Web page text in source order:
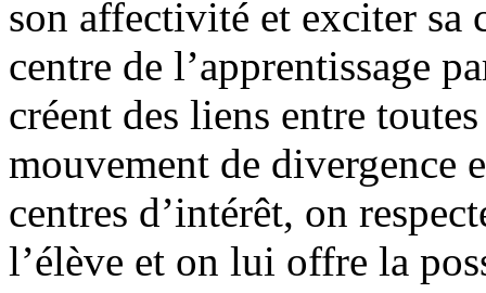
son affectivité et exciter sa
centre de l’apprentissage
créent des liens entre
mouvement de divergence
centres d’intérêt, on
l’élève et on lui offre la